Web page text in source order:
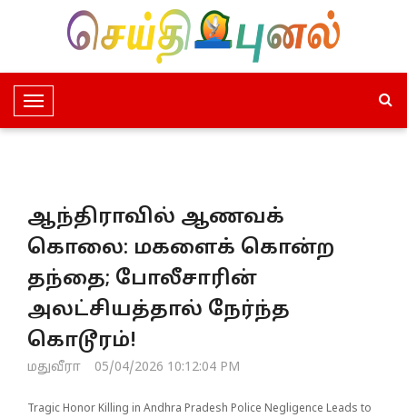
T
o
e
N
a
v
g
a
t
o
ஆந்திராவில் ஆணவக்
கொலை: மகளைக் கொன்ற
தந்தை; போலீசாரின்
அலட்சியத்தால் நேர்ந்த
கொடூரம்!
மதுவீரா 05/04/2026 10:12:04 PM
Tragic Honor Killing in Andhra Pradesh Police Negligence Leads to